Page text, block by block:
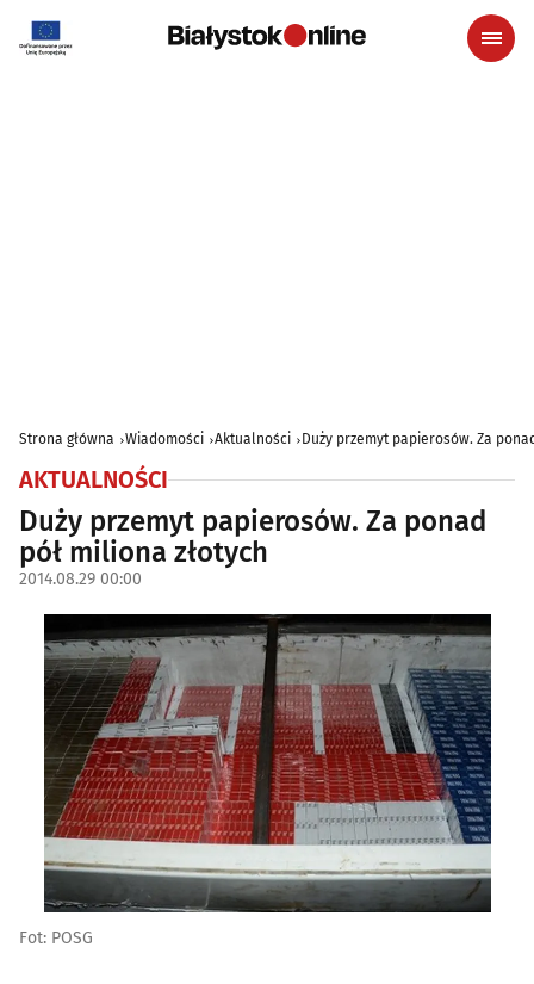
Strona główna Wiadomości Aktualności Duży przemyt papierosów. Za
AKTUALNOŚCI
Duży przemyt papierosów. Za ponad
pół miliona złotych
2014.08.29 00:00
Fot: POSG